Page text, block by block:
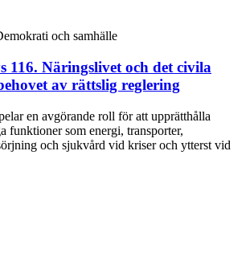
och samhälle
116. Näringslivet och det civila
av rättslig reglering
en avgörande roll för att upprätthålla
funktioner som energi, transporter,
och sjukvård vid kriser och ytterst vid